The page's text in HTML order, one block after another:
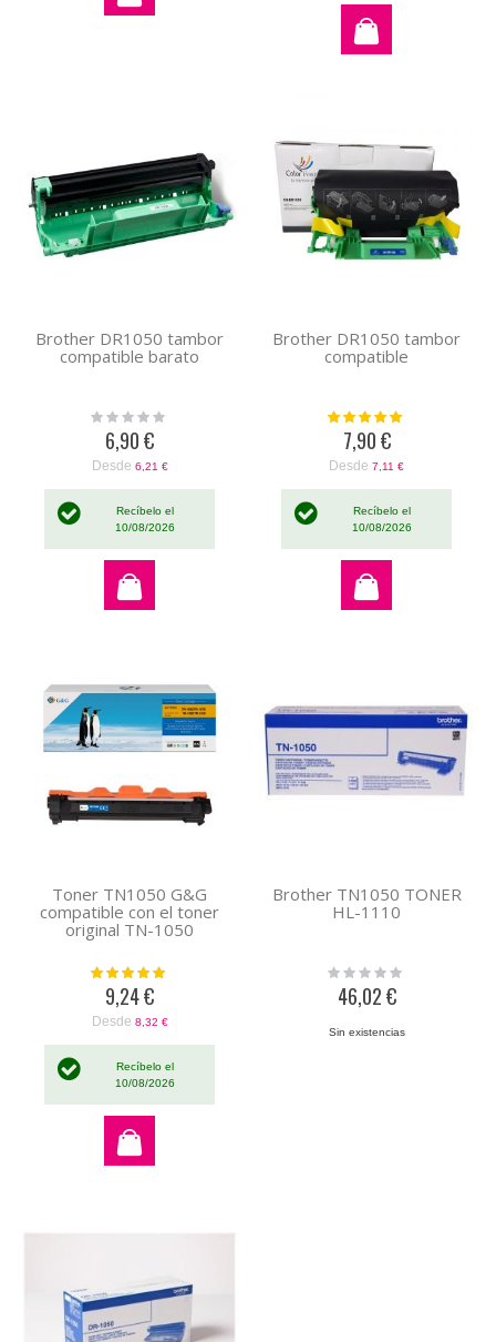
Brother DR1050 tambor
compatible barato
Rating:
6,90 €
Desde 6,21 €
Recíbelo el
10/08/2026
Brother DR1050 tambor
compatible
Valoración:
7,90 €
Desde 7,11 €
Recíbelo el
10/08/2026
Toner TN1050 G&G
compatible con el toner
original TN-1050
Valoración:
9,24 €
Desde 8,32 €
Recíbelo el
10/08/2026
Brother TN1050 TONER
HL-1110
Rating:
46,02 €
Sin existencias